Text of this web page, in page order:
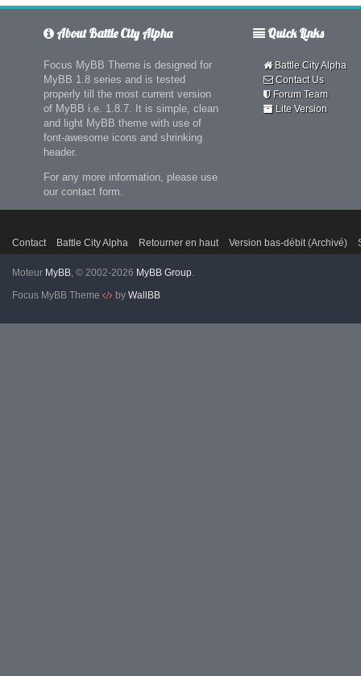
About Battle City Alpha
Focus MyBB Theme is designed for
MyBB 1.8 series and is tested
properly till the most current version
of MyBB i.e. 1.8.7. It is simple, clean
and light MyBB theme with use of
font-awesome icons and shrinking
header.
For any more information, please use
our contact form.
Quick Links
Battle City Alpha
Contact Us
Forum Team
Lite Version
Contact Battle City Alpha Retourner en haut Version bas-débit (Archivé)
Moteur MyBB, © 2002-2026 MyBB Group.
Focus MyBB Theme
by WallBB